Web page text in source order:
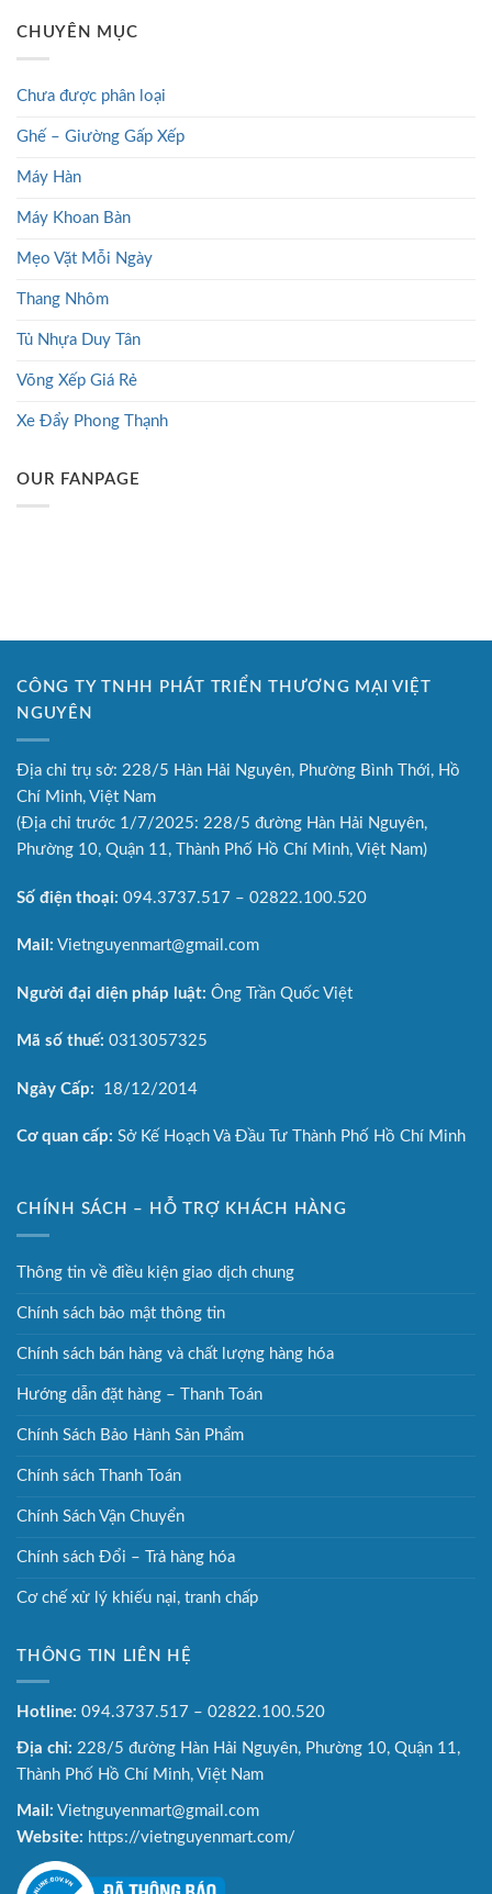
CHUYÊN MỤC
Chưa được phân loại
Ghế – Giường Gấp Xếp
Máy Hàn
Máy Khoan Bàn
Mẹo Vặt Mỗi Ngày
Thang Nhôm
Tủ Nhựa Duy Tân
Võng Xếp Giá Rẻ
Xe Đẩy Phong Thạnh
OUR FANPAGE
CÔNG TY TNHH PHÁT TRIỂN THƯƠNG MẠI VIỆT
NGUYÊN
Địa chỉ trụ sở: 228/5 Hàn Hải Nguyên, Phường Bình Thới, Hồ
Chí Minh, Việt Nam
(Địa chỉ trước 1/7/2025: 228/5 đường Hàn Hải Nguyên,
Phường 10, Quận 11, Thành Phố Hồ Chí Minh, Việt Nam)
Số điện thoại: 094.3737.517 – 02822.100.520
Mail: Vietnguyenmart@gmail.com
Người đại diện pháp luật: Ông Trần Quốc Việt
Mã số thuế: 0313057325
Ngày Cấp: 18/12/2014
Cơ quan cấp: Sở Kế Hoạch Và Đầu Tư Thành Phố Hồ Chí Minh
CHÍNH SÁCH – HỖ TRỢ KHÁCH HÀNG
Thông tin về điều kiện giao dịch chung
Chính sách bảo mật thông tin
Chính sách bán hàng và chất lượng hàng hóa
Hướng dẫn đặt hàng – Thanh Toán
Chính Sách Bảo Hành Sản Phẩm
Chính sách Thanh Toán
Chính Sách Vận Chuyển
Chính sách Đổi – Trả hàng hóa
Cơ chế xử lý khiếu nại, tranh chấp
THÔNG TIN LIÊN HỆ
Hotline: 094.3737.517 – 02822.100.520
Địa chỉ: 228/5 đường Hàn Hải Nguyên, Phường 10, Quận 11,
Thành Phố Hồ Chí Minh, Việt Nam
Mail: Vietnguyenmart@gmail.com
Website: https://vietnguyenmart.com/